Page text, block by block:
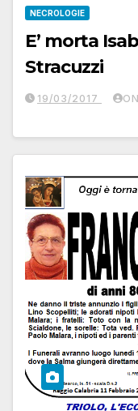
NECROLOGIE
E’ morta
Stracuzzi
19/03/2017